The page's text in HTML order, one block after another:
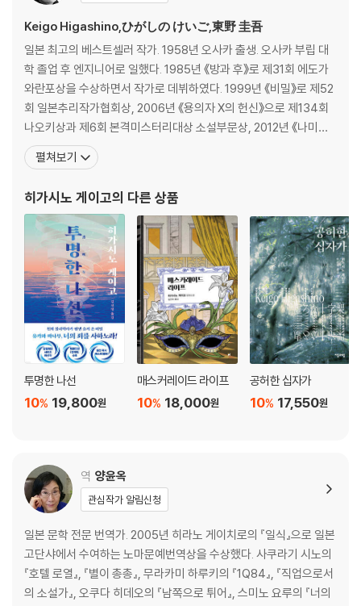
Keigo Higashino,ひがしの けいご,東野 圭吾
일본 최고의 베스트셀러 작가. 1958년 오사카 출생. 오사카 부립 대
학 졸업 후 엔지니어로 일했다. 1985년 《방과 후》로 제31회 에도가
와란포상을 수상하면서 작가로 데뷔하였다. 1999년 《비밀》로 제52
회 일본추리작가협회상, 2006년 《용의자 X의 헌신》으로 제134회
나오키상과 제6회 본격미스터리대상 소설부문상, 2012년 《나미야
잡화점의 기적》으로 제7회 중앙공론문예상, 2013년 《몽환화》로 제
26회 시바타렌자부로상, 2014년 《기도의 막이 내릴 때》로 제48회
플라스의 마녀》 《가면산장 살인사건》
펼쳐보기
히가시노 게이고의 다른 상품
투명한 나선
19,800원
10%
매스커레이드 라이프
18,000원
10%
공허한 십자가
17,550원
10%
역 양윤옥
관심작가 알림신청
일본 문학 전문 번역가. 2005년 히라노 게이치로의 『일식』으로 일본
고단샤에서 수여하는 노마문예번역상을 수상했다. 사쿠라기 시노의
『호텔 로열』, 『별이 총총』, 무라카미 하루키의 『1Q84』, 『직업으로서
의 소설가』, 오쿠다 히데오의 『남쪽으로 튀어』, 스미노 요루의 『너의